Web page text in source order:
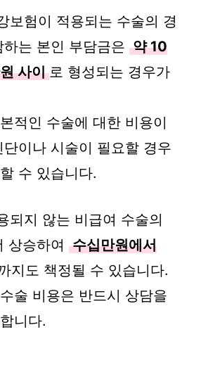
보험이 적용되는 수술의 경
는 본인 부담금은 약 10
사이 로 형성되는 경우가
적인 수술에 대한 비용이
이나 시술이 필요할 경우
수 있습니다.
되지 않는 비급여 수술의
상승하여 수십만원에서
지도 책정될 수 있습니다.
술 비용은 반드시 상담을
니다.